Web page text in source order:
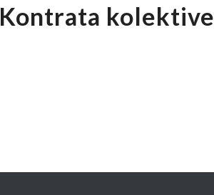
Kontrata kolektive